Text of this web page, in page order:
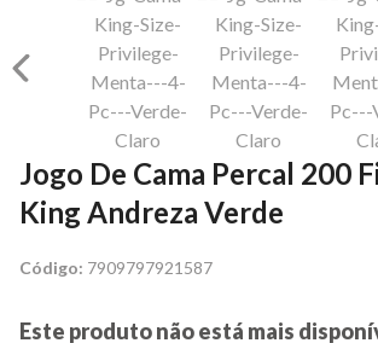
Jogo De Cama Percal 200
King Andreza Verde
Código: 7909797921587
Este produto não está mais